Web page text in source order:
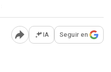
Abrir opciones para
IA Seguir en